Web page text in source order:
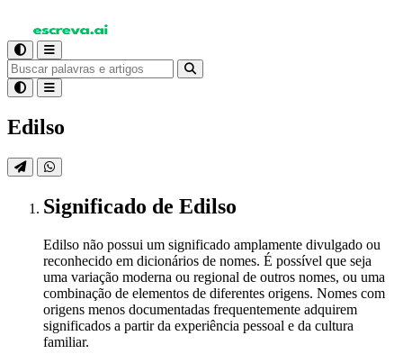
Edilso
Significado de Edilso
Edilso não possui um significado amplamente divulgado ou
reconhecido em dicionários de nomes. É possível que seja
uma variação moderna ou regional de outros nomes, ou uma
combinação de elementos de diferentes origens. Nomes com
origens menos documentadas frequentemente adquirem
significados a partir da experiência pessoal e da cultura
familiar.